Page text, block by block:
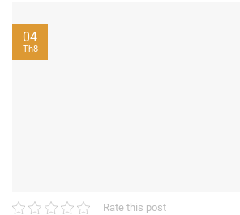
Rate this post
04
Th8